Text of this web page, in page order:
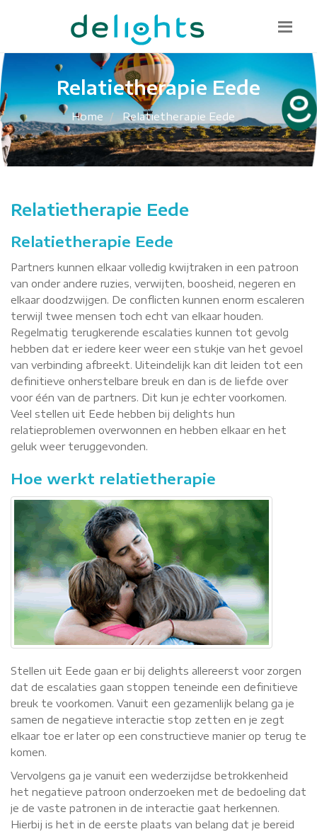
085 130 1482
info@delights.nu
Relatietherapie Eede
Home Relatietherapie Eede
Relatietherapie Eede
Relatietherapie Eede
Partners kunnen elkaar volledig kwijtraken in een patroon
van onder andere ruzies, verwijten, boosheid, negeren en
elkaar doodzwijgen. De conflicten kunnen enorm escaleren
terwijl twee mensen toch echt van elkaar houden.
Regelmatig terugkerende escalaties kunnen tot gevolg
hebben dat er iedere keer weer een stukje van het gevoel
van verbinding afbreekt. Uiteindelijk kan dit leiden tot een
definitieve onherstelbare breuk en dan is de liefde over
voor één van de partners. Dit kun je echter voorkomen.
Veel stellen uit Eede hebben bij delights hun
relatieproblemen overwonnen en hebben elkaar en het
geluk weer teruggevonden.
Hoe werkt relatietherapie
Stellen uit Eede gaan er bij delights allereerst voor zorgen
dat de escalaties gaan stoppen teneinde een definitieve
breuk te voorkomen. Vanuit een gezamenlijk belang ga je
samen de negatieve interactie stop zetten en je zegt
elkaar toe er later op een constructieve manier op terug te
komen.
Vervolgens ga je vanuit een wederzijdse betrokkenheid
het negatieve patroon onderzoeken met de bedoeling dat
je de vaste patronen in de interactie gaat herkennen.
Hierbij is het in de eerste plaats van belang dat je bereid